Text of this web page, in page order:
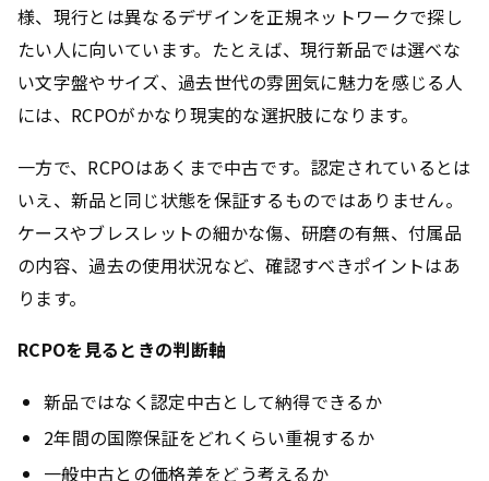
様、現行とは異なるデザインを正規ネットワークで探し
たい人に向いています。たとえば、現行新品では選べな
い文字盤やサイズ、過去世代の雰囲気に魅力を感じる人
には、RCPOがかなり現実的な選択肢になります。
一方で、RCPOはあくまで中古です。認定されているとは
いえ、新品と同じ状態を保証するものではありません。
ケースやブレスレットの細かな傷、研磨の有無、付属品
の内容、過去の使用状況など、確認すべきポイントはあ
ります。
RCPOを見るときの判断軸
新品ではなく認定中古として納得できるか
2年間の国際保証をどれくらい重視するか
一般中古との価格差をどう考えるか